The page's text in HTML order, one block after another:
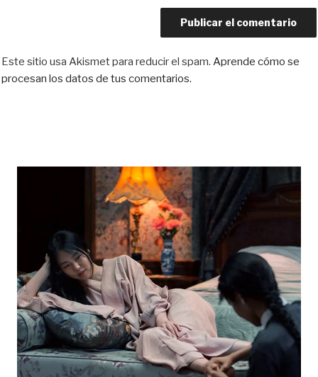
Este sitio usa Akismet para reducir el spam. Aprende cómo se
procesan los datos de tus comentarios.